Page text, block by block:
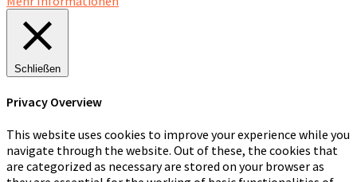
Schließen
Privacy Overview
This website uses cookies to improve your experience while you
navigate through the website. Out of these, the cookies that
are categorized as necessary are stored on your browser as